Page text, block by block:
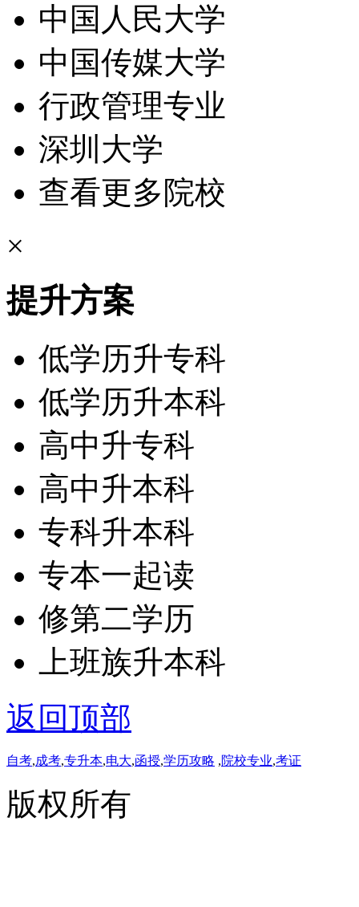
中国人民大学
中国传媒大学
行政管理专业
深圳大学
查看更多院校
×
提升方案
低学历升专科
低学历升本科
高中升专科
高中升本科
专科升本科
专本一起读
修第二学历
上班族升本科
返回顶部
自考,成考,专升本,电大,函授,学历攻略 ,院校专业,考证
版权所有